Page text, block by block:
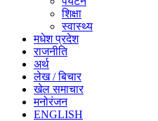
शिक्षा
स्वास्थ्य
मधेश प्रदेश
राजनीति
अर्थ
लेख / बिचार
खेल समाचार
मनोरंजन
ENGLISH